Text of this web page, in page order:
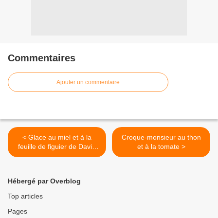
Commentaires
Ajouter un commentaire
< Glace au miel et à la
feuille de figuier de David
Lebovitz
Croque-monsieur au thon
et à la tomate >
Hébergé par Overblog
Top articles
Pages